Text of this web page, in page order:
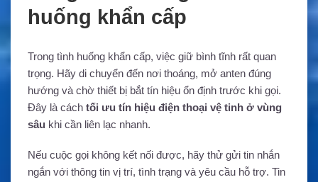
huống khẩn cấp
Trong tình huống khẩn cấp, việc giữ bình tĩnh rất quan
trọng. Hãy di chuyển đến nơi thoáng, mở anten đúng
hướng và chờ thiết bị bắt tín hiệu ổn định trước khi gọi.
Đây là cách tối ưu tín hiệu điện thoại vệ tinh ở vùng
sâu khi cần liên lạc nhanh.
Nếu cuộc gọi không kết nối được, hãy thử gửi tin nhắn
ngắn với thông tin vị trí, tình trạng và yêu cầu hỗ trợ. Tin